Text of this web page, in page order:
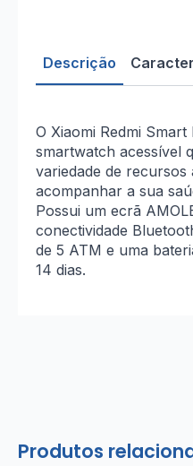
Descrição
O Xiaomi Redmi
smartwatch acessível
variedade de recursos
acompanhar a sua
Possui um ecrã
conectividade
de 5 ATM e uma
14 dias.
Produtos